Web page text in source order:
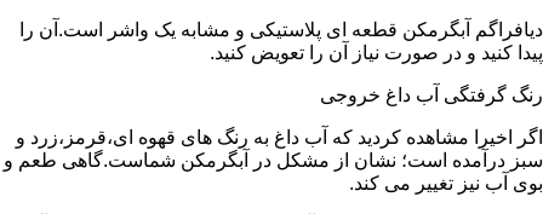
دیافراگم آبگرمکن قطعه ای پلاستیکی و مشابه یک واشر است.آن را
پیدا کنید و در صورت نیاز آن را تعویض کنید.
رنگ گرفتگی آب داغ خروجی
اگر اخیرا مشاهده کردید که آب داغ به رنگ های قهوه ای،قرمز،زرد و
سبز درآمده است؛ نشان از مشکل در آبگرمکن شماست.گاهی طعم و
بوی آب نیز تغییر می کند.